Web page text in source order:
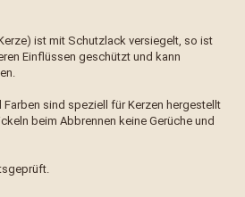
ist mit Schutzlack versiegelt, so ist
Einflüssen geschützt und kann
Farben sind speziell für Kerzen hergestellt
beim Abbrennen keine Gerüche und